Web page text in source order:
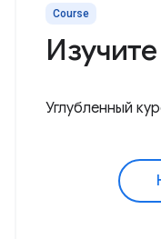
Course
Углубленный